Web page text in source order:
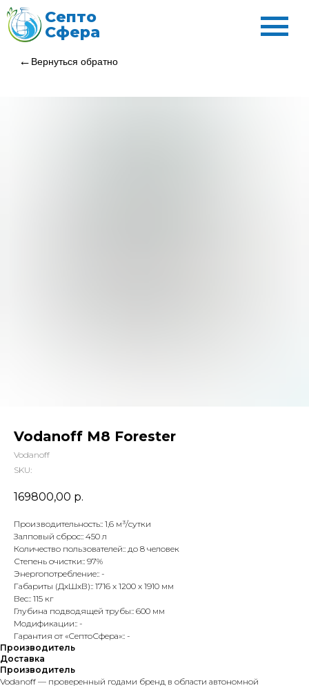
Септо
Сфера
Вернуться обратно
Vodanoff M8 Forester
Vodanoff
SKU:
169800,00 р.
Производительность:: 1,6 м³/сутки
Залповый сброс:: 450 л
Количество пользователей:: до 8 человек
Степень очистки:: 97%
Энергопотребление:: -
Габариты (ДхШхВ):: 1716 x 1200 x 1910 мм
Вес:: 115 кг
Глубина подводящей трубы:: 600 мм
Модификации:: -
Гарантия от «СептоСфера»:: -
Производитель
Доставка
Производитель
Vodanoff — проверенный годами бренд в области автономной